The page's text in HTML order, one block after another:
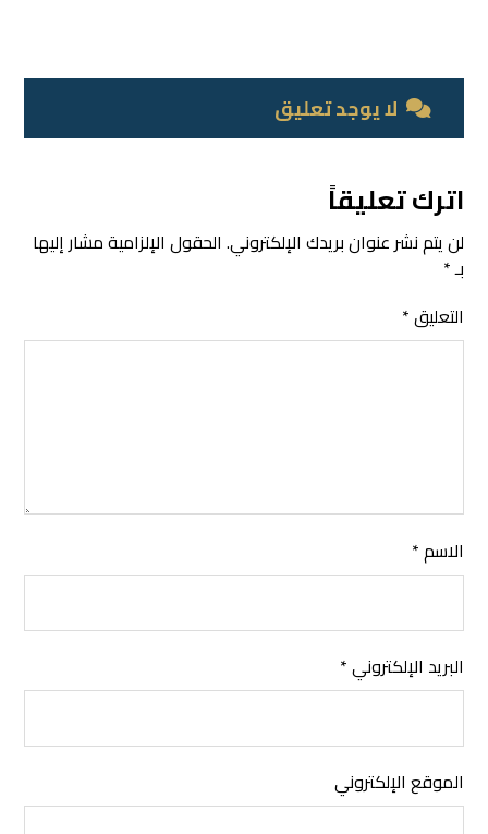
لا يوجد تعليق
اترك تعليقاً
لن يتم نشر عنوان بريدك الإلكتروني. الحقول الإلزامية مشار إليها
بـ*
التعليق*
الاسم*
البريد الإلكتروني*
الموقع الإلكتروني